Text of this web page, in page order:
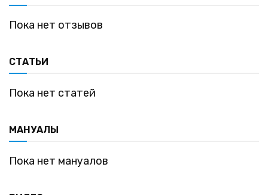
Пока нет отзывов
СТАТЬИ
Пока нет статей
МАНУАЛЫ
Пока нет мануалов